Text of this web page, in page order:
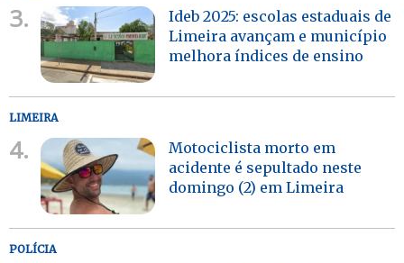
3.
Ideb 2025: escolas estaduais de
Limeira avançam e município
melhora índices de ensino
LIMEIRA
4.
Motociclista morto em
acidente é sepultado neste
domingo (2) em Limeira
POLÍCIA